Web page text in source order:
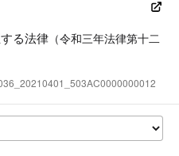
る法律 （令和三年法律第十二